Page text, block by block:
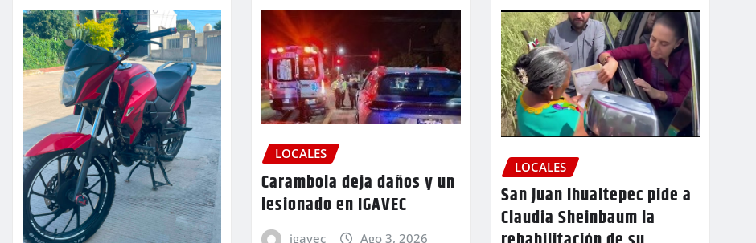
LOCALES
Carambola deja daños y un
lesionado en IGAVEC
igavec Ago 3, 2026
LOCALES
San Juan Ihualtepec pide a
Claudia Sheinbaum la